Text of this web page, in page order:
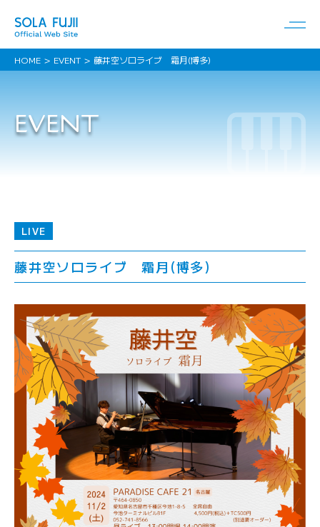
HOME EVENT 藤井空ソロライブ 霜月(博多)
EVENT
LIVE
藤井空ソロライブ 霜月(博多)